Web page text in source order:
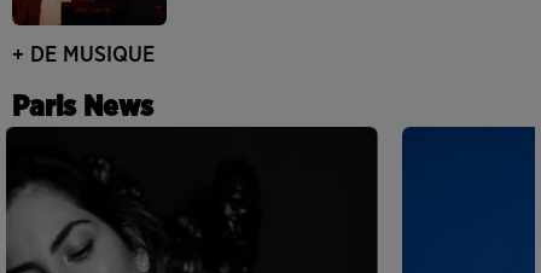
+ DE MUSIQUE
Paris News